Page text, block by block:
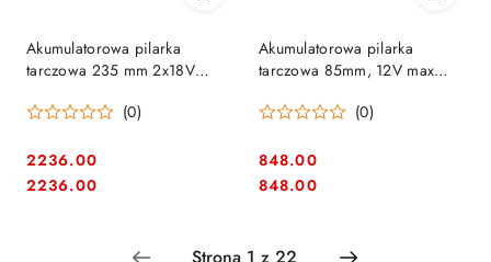
Akumulatorowa pilarka
tarczowa 235 mm 2x18V
(0)
Cena:
2236.00
Cena:
2236.00
Akumulatorowa pilarka
tarczowa 85mm, 12V max
2x2,0Ah, Li-Ion, CXT
(0)
Cena:
848.00
Cena:
848.00